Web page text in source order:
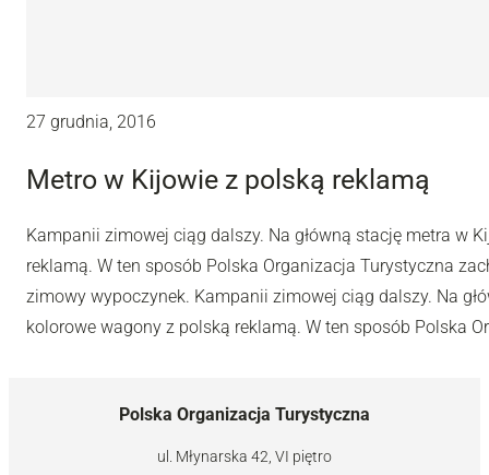
27 grudnia, 2016
Metro w Kijowie z polską reklamą
Kampanii zimowej ciąg dalszy. Na główną stację metra w
reklamą. W ten sposób Polska Organizacja Turystyczna
zimowy wypoczynek. Kampanii zimowej ciąg dalszy. Na
kolorowe wagony z polską reklamą. W ten sposób Polska
Polska Organizacja Turystyczna
ul. Młynarska 42, VI piętro